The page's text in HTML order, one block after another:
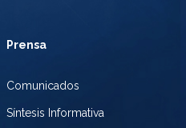
Prensa
Comunicados
Síntesis Informativa